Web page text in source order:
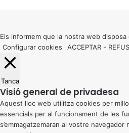
button
Els informem que la nostra web
Configurar cookies
ACCEPTAR -
Tanca
Visió general de privadesa
Aquest lloc web utilitza cookies per
essencials per al funcionament de les
s’emmagatzemaran al vostre